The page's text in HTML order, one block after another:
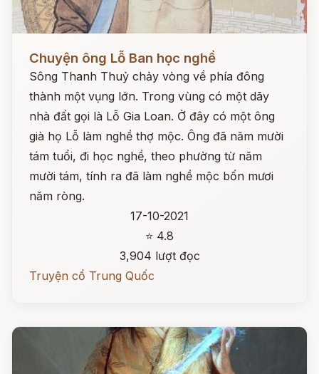
Chuyện ông Lỗ Ban học nghề
Sông Thanh Thuỷ chảy vòng về phía đông
thành một vụng lớn. Trong vùng có một dãy
nhà đất gọi là Lỗ Gia Loan. Ở đây có một ông
già họ Lỗ làm nghề thợ mộc. Ông đã năm mười
tám tuổi, đi học nghề, theo phường từ năm
mười tám, tính ra đã làm nghề mộc bốn mươi
năm ròng.
17-10-2021
⭐ 4.8
3,904 lượt đọc
Truyện cổ Trung Quốc